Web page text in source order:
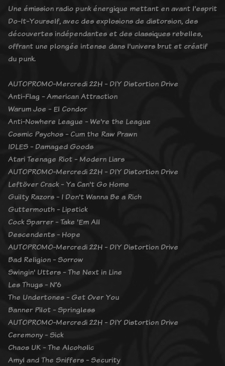
Une émission radio punk énergique mettant en avant l'esprit
Do-It-Yourself, avec des explosions de distorsion, des
découvertes indépendantes et des classiques rebelles,
offrant une plongée intense dans l'univers brut et créatif
du punk.
AUTOPROMO-Mercredi 22H - DIY Distortion Drive
Anti-Flag - American Attraction
Warum Joe - El Condor
Anti-Nowhere League - We're the League
Cosmic Psychos - Cum the Raw Prawn
IDLES - Damaged Goods
Atari Teenage Riot - Modern Liars
AUTOPROMO-Mercredi 22H - DIY Distortion Drive
Leftöver Crack - Ya Can't Go Home
Guilty Razors - I Don't Wanna Be a Rich
Guttermouth - Lipstick
Cock Sparrer - Take 'Em All
Descendents - Hope
AUTOPROMO-Mercredi 22H - DIY Distortion Drive
Bad Religion - Sorrow
Swingin' Utters - The Next in Line
Les Thugs - N°6
The Undertones - Get Over You
Banner Pilot - Springless
AUTOPROMO-Mercredi 22H - DIY Distortion Drive
Ceremony - Sick
Chaos UK - The Alcoholic
Amyl and The Sniffers - Security